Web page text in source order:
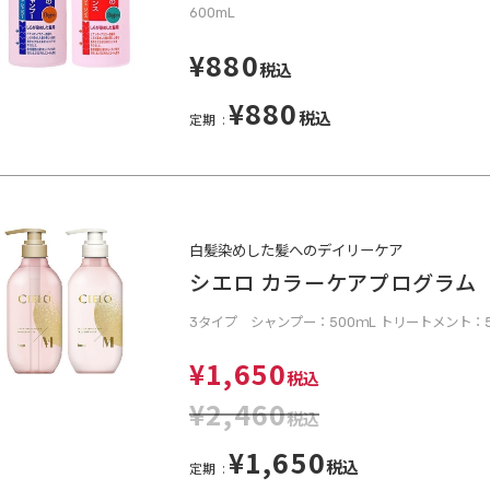
600mL
¥880税込
定期 ¥880税込
白髪染めした髪へのデイリーケア
シエロ カラーケアプログラム
3タイプ シャンプー：500ｍL トリートメント
¥1,650税込
¥2,460税込
定期 ¥1,650税込